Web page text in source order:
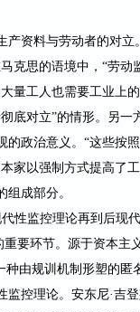
资料与劳动者的对立。
思的语境中，“劳动
工人也需要工业上的
底对立”的情形。另一
政治意义。“这些按
家以强制方式提高了
成部分。
性监控理论再到后现
要环节。源于资本主
由规训机制形塑的匿
控理论。安东尼·吉登